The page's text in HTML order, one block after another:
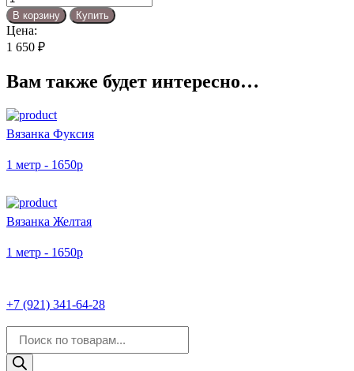
товара
Вязанка
Тофу
В корзину Купить
Цена:
1 650 ₽
Вам также будет интересно…
Вязанка Фуксия
1 метр - 1650р
Вязанка Желтая
1 метр - 1650р
+7 (921) 341-64-28
товаров